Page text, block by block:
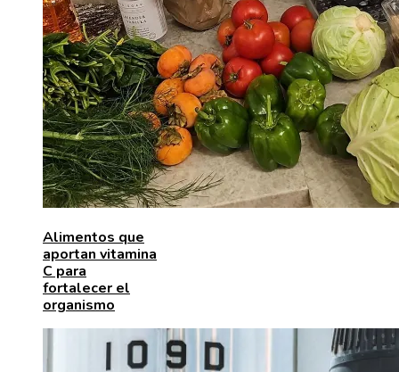
Alimentos que
aportan vitamina
C para
fortalecer el
organismo